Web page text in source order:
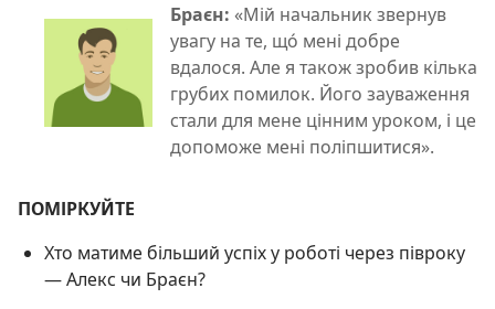
Браєн: «Мій начальник звернув
увагу на те, що́ мені добре
вдалося. Але я також зробив кілька
грубих помилок. Його зауваження
стали для мене цінним уроком, і це
допоможе мені поліпшитися».
ПОМІРКУЙТЕ
Хто матиме більший успіх у роботі через півроку
— Алекс чи Браєн?